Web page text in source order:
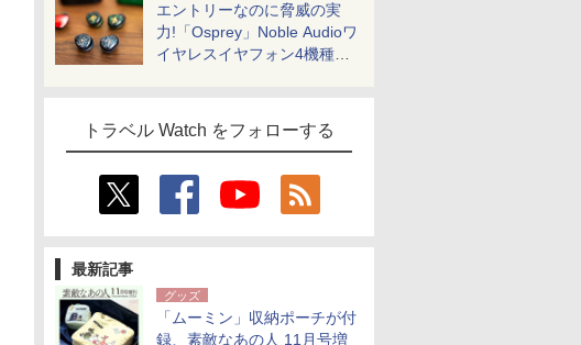
エントリーなのに脅威の実
力!「Osprey」Noble Audioワ
イヤレスイヤフォン4機種を
トラベル Watch をフォローする
最新記事
グッズ
「ムーミン」収納ポーチが付
録、素敵なあの人 11月号増